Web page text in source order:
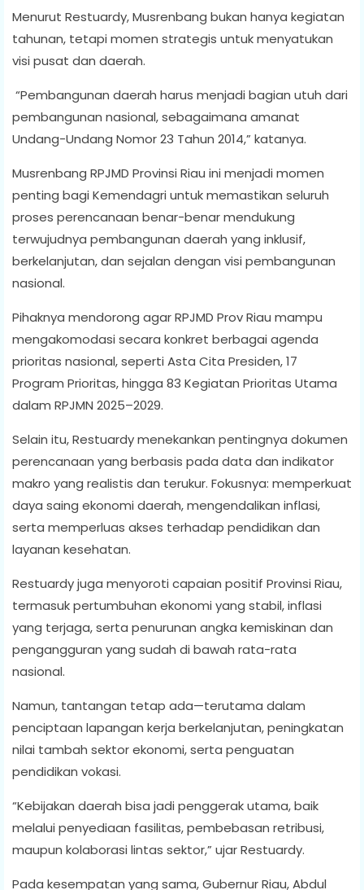
Menurut Restuardy, Musrenbang bukan hanya kegiatan
tahunan, tetapi momen strategis untuk menyatukan
visi pusat dan daerah.
“Pembangunan daerah harus menjadi bagian utuh dari
pembangunan nasional, sebagaimana amanat
Undang-Undang Nomor 23 Tahun 2014,” katanya.
Musrenbang RPJMD Provinsi Riau ini menjadi momen
penting bagi Kemendagri untuk memastikan seluruh
proses perencanaan benar-benar mendukung
terwujudnya pembangunan daerah yang inklusif,
berkelanjutan, dan sejalan dengan visi pembangunan
nasional.
Pihaknya mendorong agar RPJMD Prov Riau mampu
mengakomodasi secara konkret berbagai agenda
prioritas nasional, seperti Asta Cita Presiden, 17
Program Prioritas, hingga 83 Kegiatan Prioritas Utama
dalam RPJMN 2025–2029.
Selain itu, Restuardy menekankan pentingnya dokumen
perencanaan yang berbasis pada data dan indikator
makro yang realistis dan terukur. Fokusnya: memperkuat
daya saing ekonomi daerah, mengendalikan inflasi,
serta memperluas akses terhadap pendidikan dan
layanan kesehatan.
Restuardy juga menyoroti capaian positif Provinsi Riau,
termasuk pertumbuhan ekonomi yang stabil, inflasi
yang terjaga, serta penurunan angka kemiskinan dan
pengangguran yang sudah di bawah rata-rata
nasional.
Namun, tantangan tetap ada—terutama dalam
penciptaan lapangan kerja berkelanjutan, peningkatan
nilai tambah sektor ekonomi, serta penguatan
pendidikan vokasi.
“Kebijakan daerah bisa jadi penggerak utama, baik
melalui penyediaan fasilitas, pembebasan retribusi,
maupun kolaborasi lintas sektor,” ujar Restuardy.
Pada kesempatan yang sama, Gubernur Riau, Abdul